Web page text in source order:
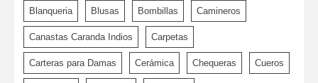
Blanqueria Blusas Bombillas Camineros
Canastas Caranda Indios Carpetas
Carteras para Damas Cerámica Chequeras Cueros